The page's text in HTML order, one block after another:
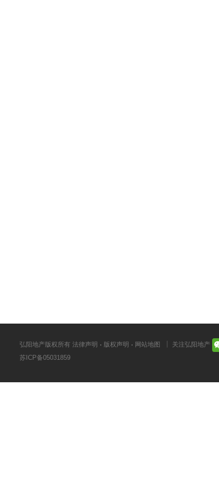
弘阳地产版权所有 法律声明 · 版权声明 · 网站地图
关注弘阳地产
苏ICP备05031859